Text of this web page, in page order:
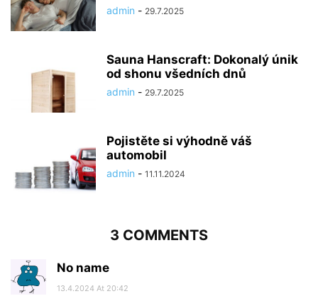
admin - 29.7.2025
Sauna Hanscraft: Dokonalý únik
od shonu všedních dnů
admin - 29.7.2025
Pojistěte si výhodně váš
automobil
admin - 11.11.2024
3 COMMENTS
No name
13.4.2024 At 20:42